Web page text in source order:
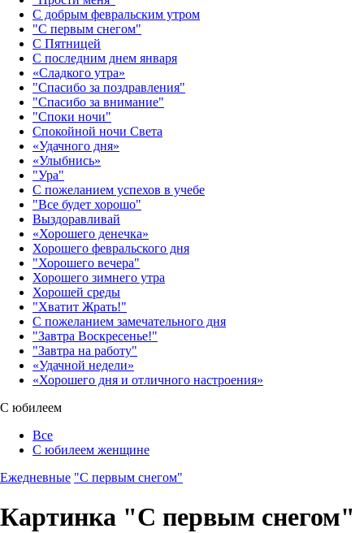
С добрым февральским утром
"С первым снегом"
С Пятницей
С последним днем января
«Сладкого утра»‎
"Спасибо за поздравления"
"Спасибо за внимание"
"Споки ночи"
Спокойной ночи Света
«Удачного дня»‎
«Улыбнись»‎
"Ура"
С пожеланием успехов в учебе
"Все будет хорошо"
Выздоравливай
«‎Хорошего денечка»‎
Хорошего февральского дня
"Хорошего вечера"
Хорошего зимнего утра
Хорошей среды
"Хватит Жрать!"
С пожеланием замечательного дня
"Завтра Воскресенье!"
"Завтра на работу"
«Удачной недели»‎
«Хорошего дня и отличного настроения»‎
С юбилеем
Все
С юбилеем женщине
Ежедневные "С первым снегом"
Картинка "С первым снегом"